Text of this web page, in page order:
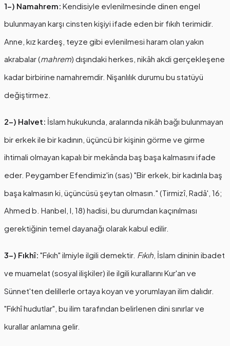
1-) Namahrem: Kendisiyle evlenilmesinde dinen engel
bulunmayan karşı cinsten kişiyi ifade eden bir fıkıh terimidir.
Anne, kız kardeş, teyze gibi evlenilmesi haram olan yakın
akrabalar (mahrem) dışındaki herkes, nikâh akdi gerçekleşene
kadar birbirine namahremdir. Nişanlılık durumu bu statüyü
değiştirmez.
2-) Halvet: İslam hukukunda, aralarında nikâh bağı bulunmayan
bir erkek ile bir kadının, üçüncü bir kişinin görme ve girme
ihtimali olmayan kapalı bir mekânda baş başa kalmasını ifade
eder. Peygamber Efendimiz'in (sas) "Bir erkek, bir kadınla baş
başa kalmasın ki, üçüncüsü şeytan olmasın." (Tirmizî, Radâ', 16;
Ahmed b. Hanbel, I, 18) hadisi, bu durumdan kaçınılması
gerektiğinin temel dayanağı olarak kabul edilir.
3-) Fıkhî: "Fıkıh" ilmiyle ilgili demektir. Fıkıh , İslam dininin ibadet
ve muamelat (sosyal ilişkiler) ile ilgili kurallarını Kur'an ve
Sünnet'ten delillerle ortaya koyan ve yorumlayan ilim dalıdır.
"Fıkhî hudutlar", bu ilim tarafından belirlenen dini sınırlar ve
kurallar anlamına gelir.